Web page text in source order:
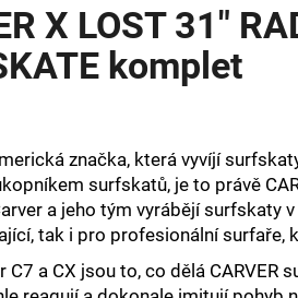
X LOST 31"
komplet
značka, která vyvíjí
surfskatů, je to právě
a jeho tým vyrábějí surfskaty
tak i pro profesionální surfaře,
C7 a CX jsou to, co dělá CARVER